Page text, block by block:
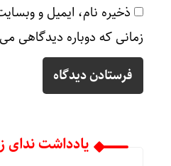
ذخیره نام، ایمیل و
زمانی که دوباره دیدگاهی
یادداشت ندای